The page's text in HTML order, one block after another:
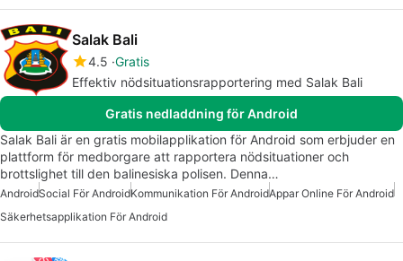
Salak Bali
4.5 Gratis
Effektiv nödsituationsrapportering med Salak Bali
Gratis nedladdning för Android
Salak Bali är en gratis mobilapplikation för Android som erbjuder en
plattform för medborgare att rapportera nödsituationer och
brottslighet till den balinesiska polisen. Denna…
AndroidSocial För AndroidKommunikation För AndroidAppar Online För Android
Säkerhetsapplikation För Android